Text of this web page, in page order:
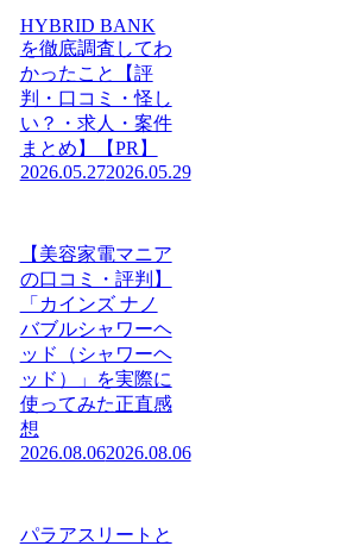
HYBRID BANK
を徹底調査してわ
かったこと【評
判・口コミ・怪し
い？・求人・案件
まとめ】【PR】
2026.05.272026.05.29
【美容家電マニア
の口コミ・評判】
「カインズ ナノ
バブルシャワーヘ
ッド（シャワーヘ
ッド）」を実際に
使ってみた正直感
想
2026.08.062026.08.06
パラアスリートと